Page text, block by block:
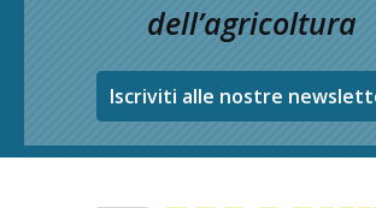
dell’agricoltura
Iscriviti alle nostre